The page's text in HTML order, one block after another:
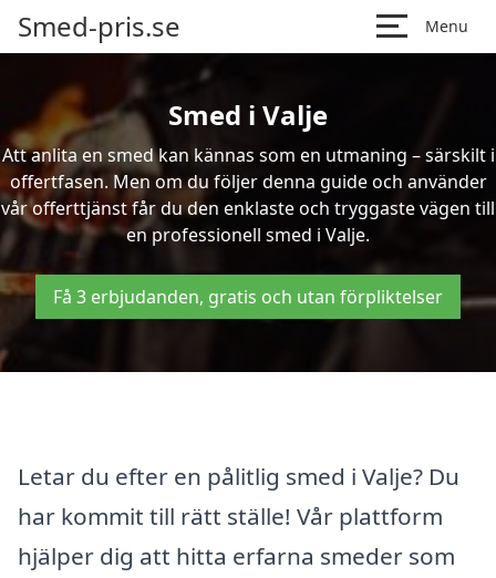
Smed-pris.se Menu
Smed i Valje
Att anlita en smed kan kännas som en utmaning – särskilt i
offertfasen. Men om du följer denna guide och använder
vår offerttjänst får du den enklaste och tryggaste vägen till
en professionell smed i Valje.
Få 3 erbjudanden, gratis och utan förpliktelser
Letar du efter en pålitlig smed i Valje? Du
har kommit till rätt ställe! Vår plattform
hjälper dig att hitta erfarna smeder som